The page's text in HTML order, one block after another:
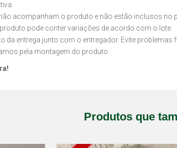
acompanham o produto e não estão inclusos no
pode conter variações de acordo com o lote.
da entrega junto com o entregador. Evite problemas
pela montagem do produto.
Produtos que